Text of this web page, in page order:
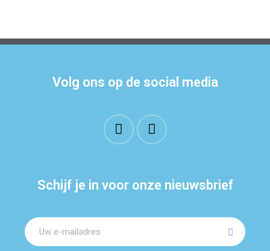
Volg ons op de social media
Schijf je in voor onze nieuwsbrief